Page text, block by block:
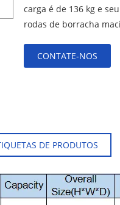
carga é de 136 kg e
rodas de borracha
CONTATE-NOS
DE PRODUTOS